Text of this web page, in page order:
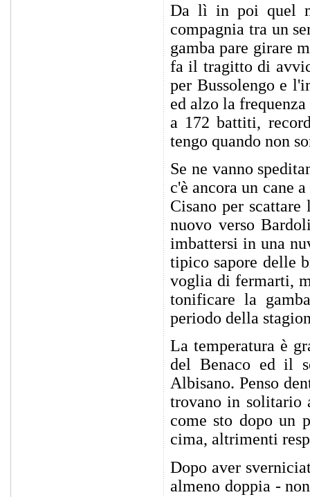
Da lì in poi quel
compagnia tra un
gamba pare girare
fa il tragitto di
per Bussolengo e
ed alzo la
a 172 battiti,
tengo quando non
Se ne vanno
c'è ancora un cane
Cisano per
nuovo verso
imbattersi in una
tipico sapore delle
voglia di fermarti,
tonificare la
periodo della
La temperatura è
del Benaco ed il
Albisano. Penso
trovano in solitario
come sto dopo un
cima, altrimenti
Dopo aver
almeno doppia -